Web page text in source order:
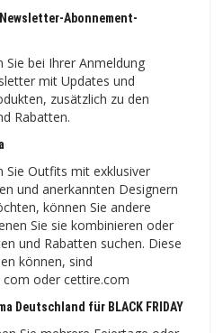
Abonnement-
bei Ihrer Anmeldung
mit Updates und
zusätzlich zu den
Rabatten.
Sie Outfits mit exklusiver
und anerkannten Designern
können Sie andere
Sie sie kombinieren oder
und Rabatten suchen. Diese
können, sind
oder cettire.com
Deutschland für BLACK FRIDAY